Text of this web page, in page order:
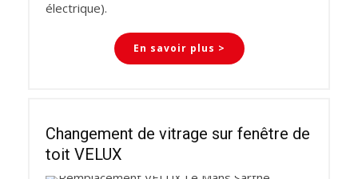
électrique).
En savoir plus >
Changement de vitrage sur fenêtre de
toit VELUX